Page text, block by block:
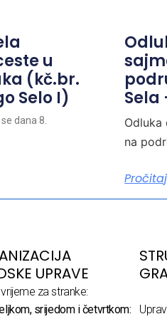
u
(kč.br.
Selo I)
dana 8.
Sela
Odluka
na
UPRAVE
za stranke:
srijedom i četvrtkom: